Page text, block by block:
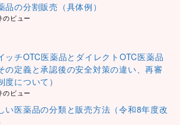
品の分割販売（具体例）
のビュー
ッチOTC医薬品とダイレクトOTC医薬品
の定義と承認後の安全対策の違い、再審
度について）
のビュー
い医薬品の分類と販売方法（令和8年度改